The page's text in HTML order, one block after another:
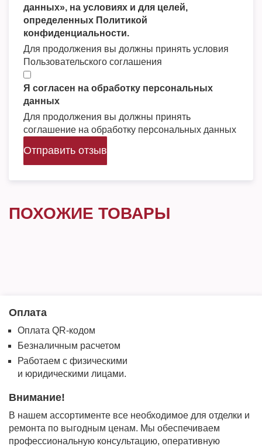
данных», на условиях и для целей,
определенных Политикой
конфиденциальности.
Для продолжения вы должны принять условия
Пользовательского соглашения
Я согласен на обработку персональных
данных
Для продолжения вы должны принять
соглашение на обработку персональных данных
Отправить отзыв
ПОХОЖИЕ ТОВАРЫ
Оплата
Оплата QR-кодом
Безналичным расчетом
Работаем с физическими
и юридическими лицами.
Внимание!
В нашем ассортименте все необходимое для отделки и
ремонта по выгодным ценам. Мы обеспечиваем
профессиональную консультацию, оперативную